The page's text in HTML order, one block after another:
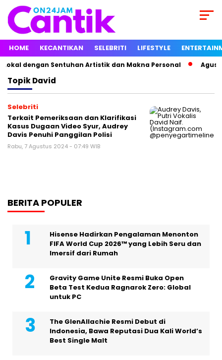
HOME KECANTIKAN SELEBRITI LIFESTYLE
dengan Sentuhan Artistik dan Makna Personal
TopikDavid
Selebriti
Terkait Pemeriksaan dan Klarifikasi
Kasus Dugaan Video Syur, Audrey
Davis Penuhi Panggilan Polisi
Rabu, 7 Agustus 2024 - 07:49 WIB
BERITA POPULER
Hisense Hadirkan Pengalaman Menonton
FIFA World Cup 2026™ yang Lebih Seru dan
Imersif dari Rumah
Gravity Game Unite Resmi Buka Open
Beta Test Kedua Ragnarok Zero: Global
untuk PC
The GlenAllachie Resmi Debut di
Indonesia, Bawa Reputasi Dua Kali World’s
Best Single Malt